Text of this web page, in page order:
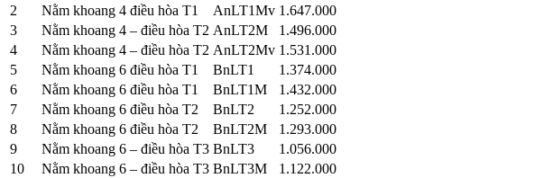
2
Nằm khoang 4 điều hòa T1 AnLT1Mv 1.647.000
3
Nằm khoang 4 – điều hòa T2 AnLT2M
1.496.000
4
Nằm khoang 4 – điều hòa T2 AnLT2Mv 1.531.000
5
Nằm khoang 6 điều hòa T1 BnLT1
1.374.000
6
Nằm khoang 6 điều hòa T1 BnLT1M
1.432.000
7
Nằm khoang 6 điều hòa T2 BnLT2
1.252.000
8
Nằm khoang 6 điều hòa T2 BnLT2M
1.293.000
9
Nằm khoang 6 – điều hòa T3 BnLT3
1.056.000
10
Nằm khoang 6 – điều hòa T3 BnLT3M
1.122.000